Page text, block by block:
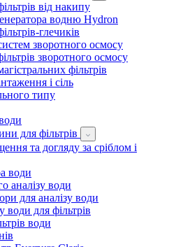
від накипу
водню Hydron
глечиків
зворотного осмосу
зворотного осмосу
фільтрів
і сіль
типу
для фільтрів
та догляду за сріблом і
води
аналізу води
для аналізу води
води для фільтрів
води